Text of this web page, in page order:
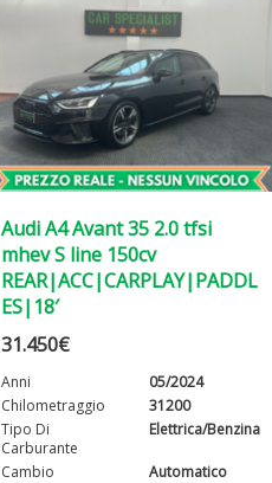
Audi A4 Avant 35 2.0 tfsi
mhev S line 150cv
REAR|ACC|CARPLAY|PADDL
ES|18′
31.450€
Anni
05/2024
Chilometraggio
31200
Tipo Di
Carburante
Elettrica/Benzina
Cambio
Automatico